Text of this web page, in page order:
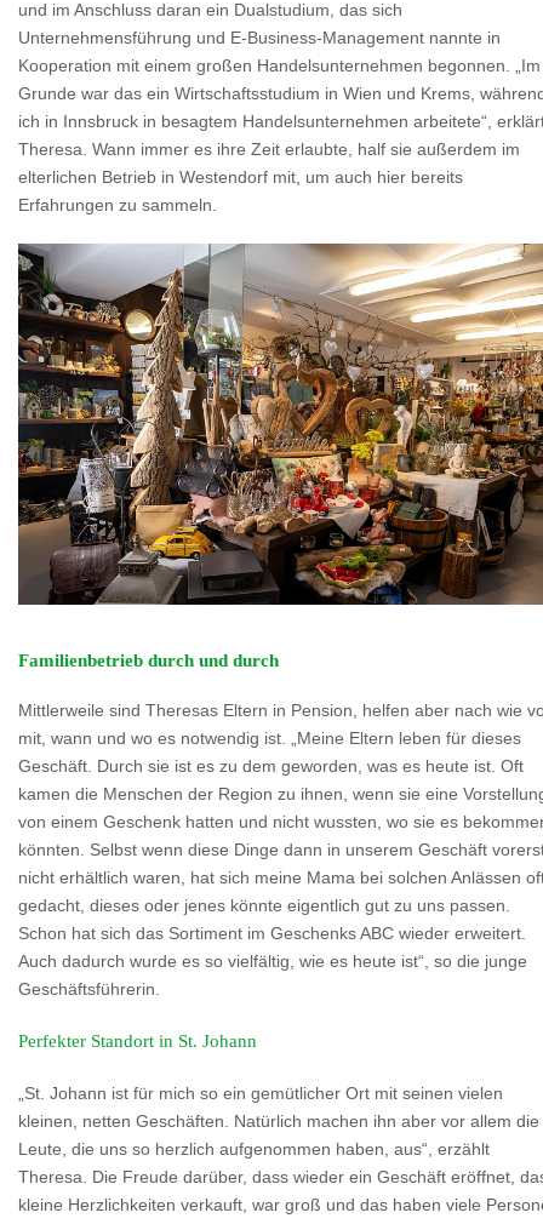
und im Anschluss daran ein Dualstudium, das sich
Unternehmensführung und E-Business-Management nannte in
Kooperation mit einem großen Handelsunternehmen begonnen. „Im
Grunde war das ein Wirtschaftsstudium in Wien und Krems,
ich in Innsbruck in besagtem Handelsunternehmen arbeitete“,
Theresa. Wann immer es ihre Zeit erlaubte, half sie außerdem im
elterlichen Betrieb in Westendorf mit, um auch hier bereits
Erfahrungen zu sammeln.
Familienbetrieb durch und durch
Mittlerweile sind Theresas Eltern in Pension, helfen aber nach wie
mit, wann und wo es notwendig ist. „Meine Eltern leben für dieses
Geschäft. Durch sie ist es zu dem geworden, was es heute ist. Oft
kamen die Menschen der Region zu ihnen, wenn sie eine
von einem Geschenk hatten und nicht wussten, wo sie es
könnten. Selbst wenn diese Dinge dann in unserem Geschäft
nicht erhältlich waren, hat sich meine Mama bei solchen Anlässen
gedacht, dieses oder jenes könnte eigentlich gut zu uns passen.
Schon hat sich das Sortiment im Geschenks ABC wieder erweitert.
Auch dadurch wurde es so vielfältig, wie es heute ist“, so die junge
Geschäftsführerin.
Perfekter Standort in St. Johann
„St. Johann ist für mich so ein gemütlicher Ort mit seinen vielen
kleinen, netten Geschäften. Natürlich machen ihn aber vor allem die
Leute, die uns so herzlich aufgenommen haben, aus“, erzählt
Theresa. Die Freude darüber, dass wieder ein Geschäft eröffnet,
kleine Herzlichkeiten verkauft, war groß und das haben viele